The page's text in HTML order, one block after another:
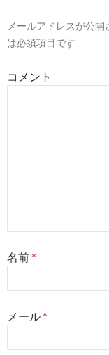
シ
ン
メールアドレスが公開
は必須項目です
コメント
名前*
メール*